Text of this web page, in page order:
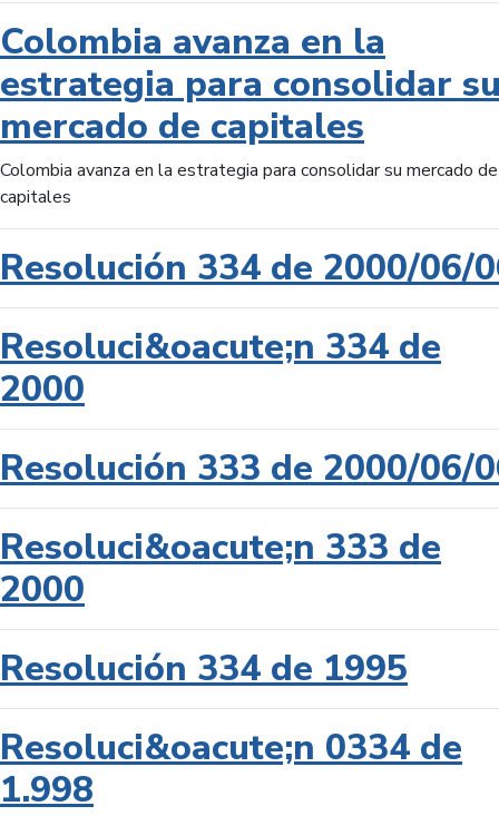
Colombia avanza en la
estrategia para consolidar
mercado de capitales
Colombia avanza en la estrategia para consolidar su mercado de
capitales
Resolución 334 de 2000/06/
Resoluci&oacute;n 334 de
2000
Resolución 333 de 2000/06/
Resoluci&oacute;n 333 de
2000
Resolución 334 de 1995
Resoluci&oacute;n 0334 de
1.998